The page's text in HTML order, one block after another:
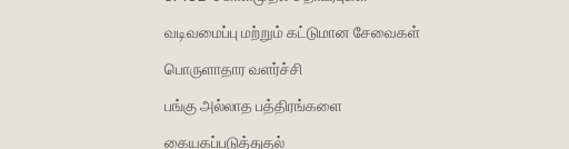
வடிவமைப்பு மற்றும் கட்டுமான சேவைகள்
பொருளாதார வளர்ச்சி
பங்கு அல்லாத பத்திரங்களை
கையகப்படுத்துதல்